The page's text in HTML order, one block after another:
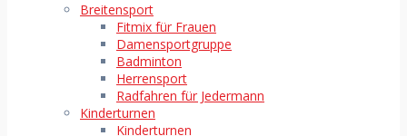
Breitensport
Fitmix für Frauen
Damensportgruppe
Badminton
Herrensport
Radfahren für Jedermann
Kinderturnen
Kinderturnen